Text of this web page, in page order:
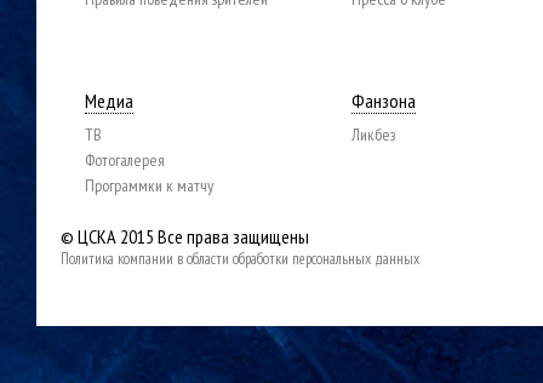
Медиа
ТВ
Фотогалерея
Программки к матчу
Фанзона
Ликбез
© ЦСКА 2015 Все права защищены
Политика компании в области обработки персональных данных